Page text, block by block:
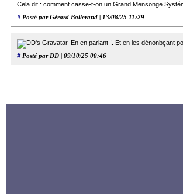
Cela dit : comment casse-t-on un Grand Mensonge
# Posté par Gérard Ballerand | 13/08/25 11:29
En en parlant !. Et en les dénonbçant
# Posté par DD | 09/10/25 00:46